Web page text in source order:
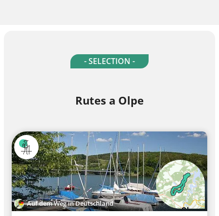
- SELECTION -
Rutes a Olpe
Auf dem Weg in Deutschland